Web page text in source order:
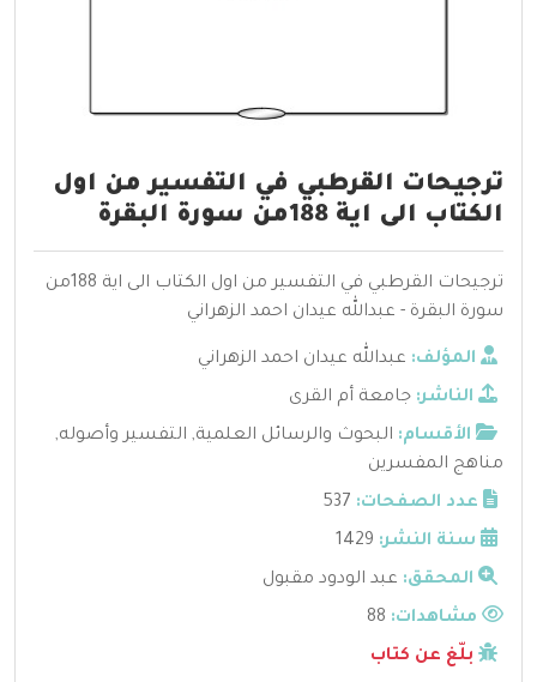
ترجيحات القرطبي في التفسير من اول
الكتاب الى اية 188من سورة البقرة
ترجيحات القرطبي في التفسير من اول الكتاب الى اية 188من
سورة البقرة - عبدالله عيدان احمد الزهراني
المؤلف: عبدالله عيدان احمد الزهراني
الناشر: جامعة أم القرى
الأقسام: البحوث والرسائل العلمية, التفسير وأصوله,
مناهج المفسرين
عدد الصفحات: 537
سنة النشر: 1429
المحقق: عبد الودود مقبول
مشاهدات:
بلّغ عن كتاب